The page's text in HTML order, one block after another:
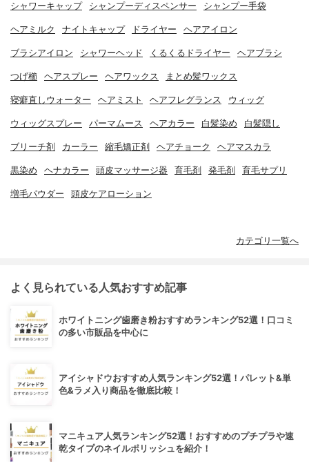
シャワーキャップ シャンプーディスペンサー シャンプー手袋
ヘアミルク ナイトキャップ ドライヤー ヘアアイロン
ブラシアイロン シャワーヘッド くるくるドライヤー ヘアブラシ
つげ櫛 ヘアスプレー ヘアワックス まとめ髪ワックス
寝癖直しウォーター ヘアミスト ヘアフレグランス ウィッグ
ウィッグスプレー パーマムース ヘアカラー 白髪染め 白髪隠し
ブリーチ剤 カーラー 縮毛矯正剤 ヘアチョーク ヘアマスカラ
黒染め ヘナカラー 頭皮マッサージ器 育毛剤 発毛剤 育毛サプリ
増毛パウダー 頭皮ケアローション
カテゴリ一覧へ
よく見られている人気おすすめ記事
ホワイトニング歯磨き粉おすすめランキング52選！口コミ
の多い市販品を中心に
アイシャドウおすすめ人気ランキング52選！パレット&単
色&ラメ入り商品を徹底比較！
マニキュア人気ランキング52選！おすすめのプチプラや速
乾タイプのネイルポリッシュを紹介！